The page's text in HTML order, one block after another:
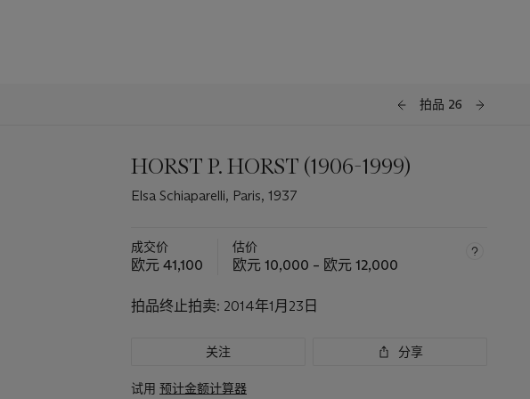
拍品 26
HORST P. HORST (1906-1999)
Elsa Schiaparelli, Paris, 1937
成交价
欧元 41,100
估价
欧元 10,000 – 欧元 12,000
拍品终止拍卖: 2014年1月23日
关注 分享
试用 预计金额计算器